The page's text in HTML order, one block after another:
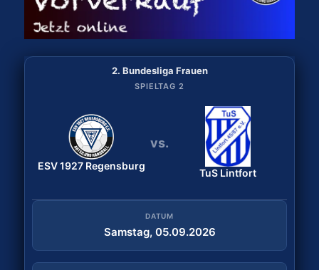
2. Bundesliga Frauen
SPIELTAG 1
Bergischer HC
ESV 1927 Regensburg
DATUM
Samstag, 29.08.2026
ANWURF
2. Bundesliga Frauen
SPIELTAG 2
ESV 1927 Regensburg
vs.
TuS Lintfort
DATUM
Samstag, 05.09.2026